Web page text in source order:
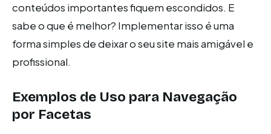
conteúdos importantes fiquem escondidos. E
sabe o que é melhor? Implementar isso é uma
forma simples de deixar o seu site mais amigável e
profissional.
Exemplos de Uso para Navegação
por Facetas